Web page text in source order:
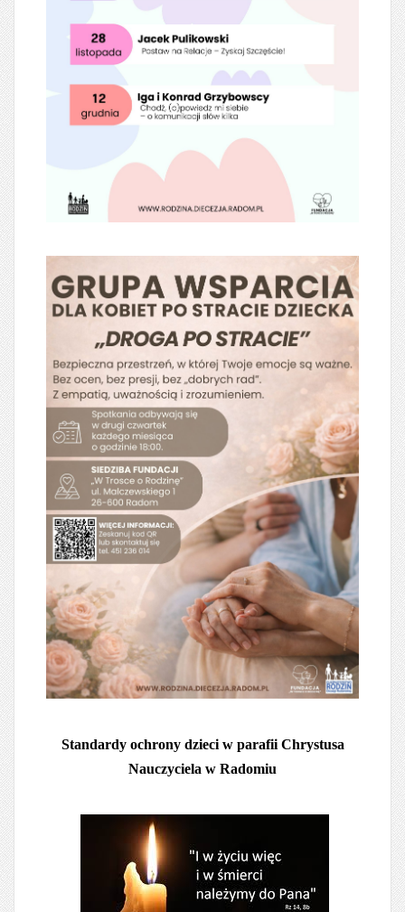
Standardy ochrony dzieci w parafii Chrystusa
Nauczyciela w Radomiu